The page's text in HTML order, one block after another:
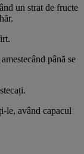
un strat de fructe
până se
le, având capacul